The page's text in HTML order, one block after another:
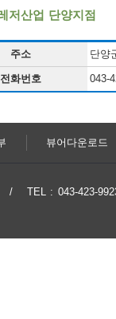
저산업 단양지점
주소 단양
전화번호 043-
뷰어다운로드
TEL : 043-423-